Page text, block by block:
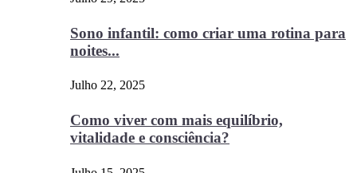
Sono infantil: como criar uma rotina para
noites...
Julho 22, 2025
Como viver com mais equilíbrio,
vitalidade e consciência?